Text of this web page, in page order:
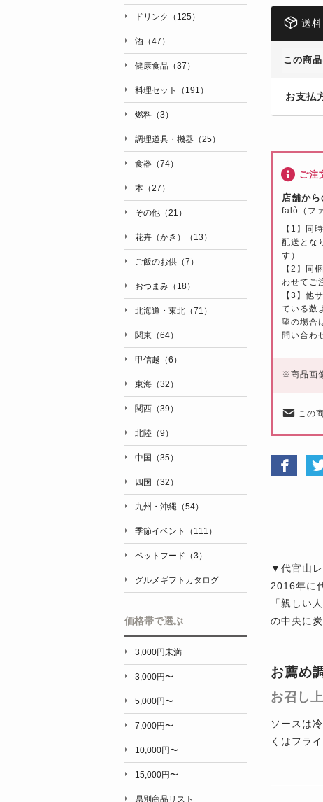
送
この商
お支払
ご注
店舗か
falò（フ
【1】同
配送とな
す）
【2】同
わせてご
【3】他
ている数
望の場合
問い合わ
※商品画
この
▼代官山レ
2016年に
「親しい
の中央に
お薦め
お召し
ソースは
くはフラ
ドリンク（125）
酒（47）
健康食品（37）
料理セット（191）
燃料（3）
調理道具・機器（25）
食器（74）
本（27）
その他（21）
花卉（かき）（13）
ご飯のお供（7）
おつまみ（18）
北海道・東北（71）
関東（64）
甲信越（6）
東海（32）
関西（39）
北陸（9）
中国（35）
四国（32）
九州・沖縄（54）
季節イベント（111）
ペットフード（3）
グルメギフトカタログ
価格帯で選ぶ
3,000円未満
3,000円〜
5,000円〜
7,000円〜
10,000円〜
15,000円〜
県別商品リスト